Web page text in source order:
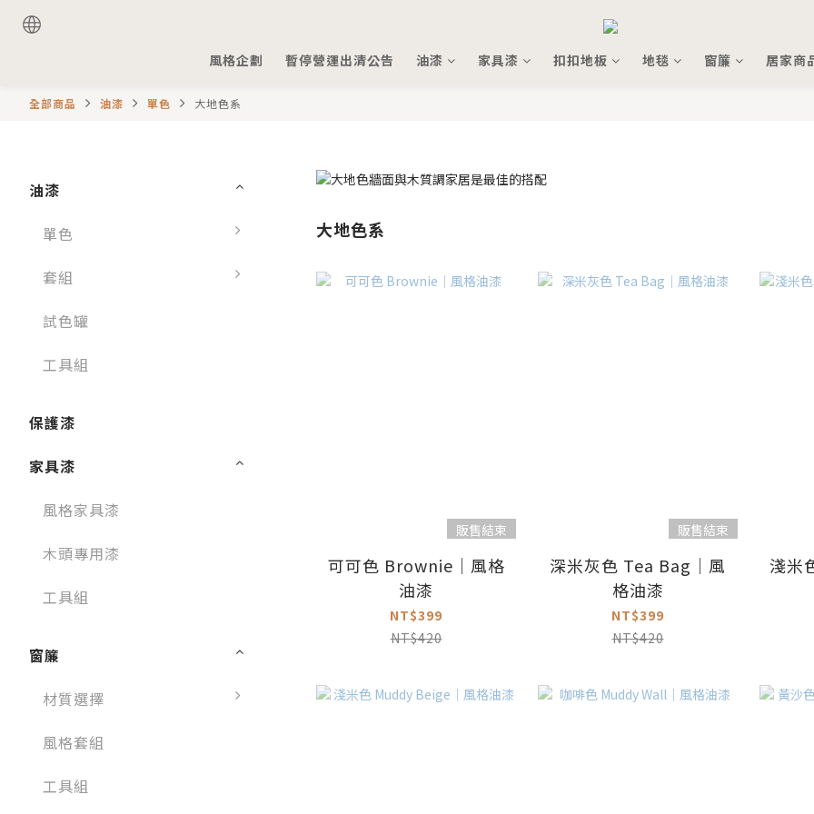
風格企劃 暫停營運出清公告 油漆 家具漆 扣扣地板 地毯 窗簾 居家商
全部商品 油漆 單色 大地色系
油漆
單色
套組
試色罐
工具組
保護漆
家具漆
風格家具漆
木頭專用漆
工具組
窗簾
材質選擇
風格套組
工具組
大地色系
販售結束
可可色 Brownie｜風格
油漆
NT$399
NT$420
販售結束
深米灰色 Tea Bag｜風
格油漆
NT$399
NT$420
淺米